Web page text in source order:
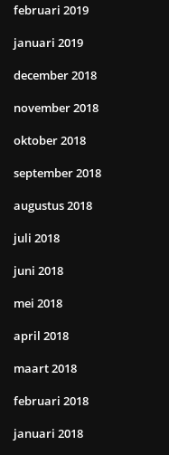
februari 2019
januari 2019
december 2018
november 2018
oktober 2018
september 2018
augustus 2018
juli 2018
juni 2018
mei 2018
april 2018
maart 2018
februari 2018
januari 2018